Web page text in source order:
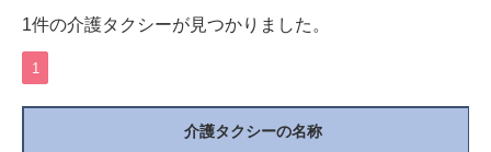
1件の介護タクシーが見つかりました。
1
介護タクシーの名称